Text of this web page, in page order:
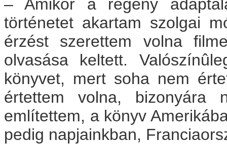
– Amikor a regény
történetet akartam szolgai
érzést szerettem volna
olvasása keltett.
könyvet, mert soha nem
értettem volna,
említettem, a könyv
pedig napjainkban,